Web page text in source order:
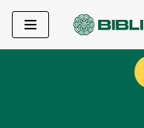
Pular